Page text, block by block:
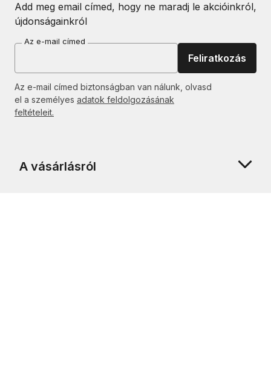
Add meg email címed, hogy ne maradj le akcióinkról,
újdonságainkról
Az e-mail címed
Feliratkozás
Az e-mail címed biztonságban van nálunk, olvasd
el a személyes adatok feldolgozásának
feltételeit.
A vásárlásról